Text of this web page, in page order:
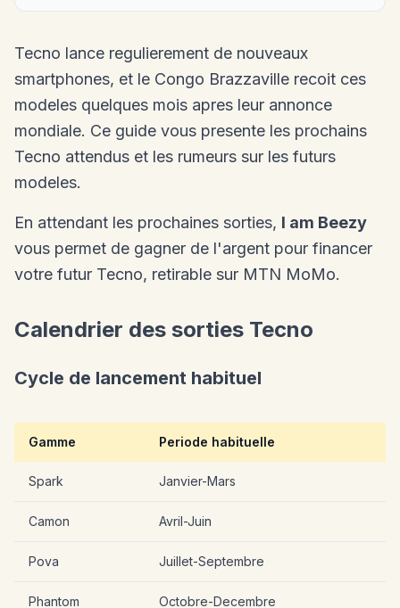
Tecno lance regulierement de nouveaux
smartphones, et le Congo Brazzaville recoit ces
modeles quelques mois apres leur annonce
mondiale. Ce guide vous presente les prochains
Tecno attendus et les rumeurs sur les futurs
modeles.
En attendant les prochaines sorties, I am Beezy
vous permet de gagner de l'argent pour financer
votre futur Tecno, retirable sur MTN MoMo.
Calendrier des sorties Tecno
Cycle de lancement habituel
Gamme Periode habituelle
Spark Janvier-Mars
Camon Avril-Juin
Pova Juillet-Septembre
Phantom Octobre-Decembre